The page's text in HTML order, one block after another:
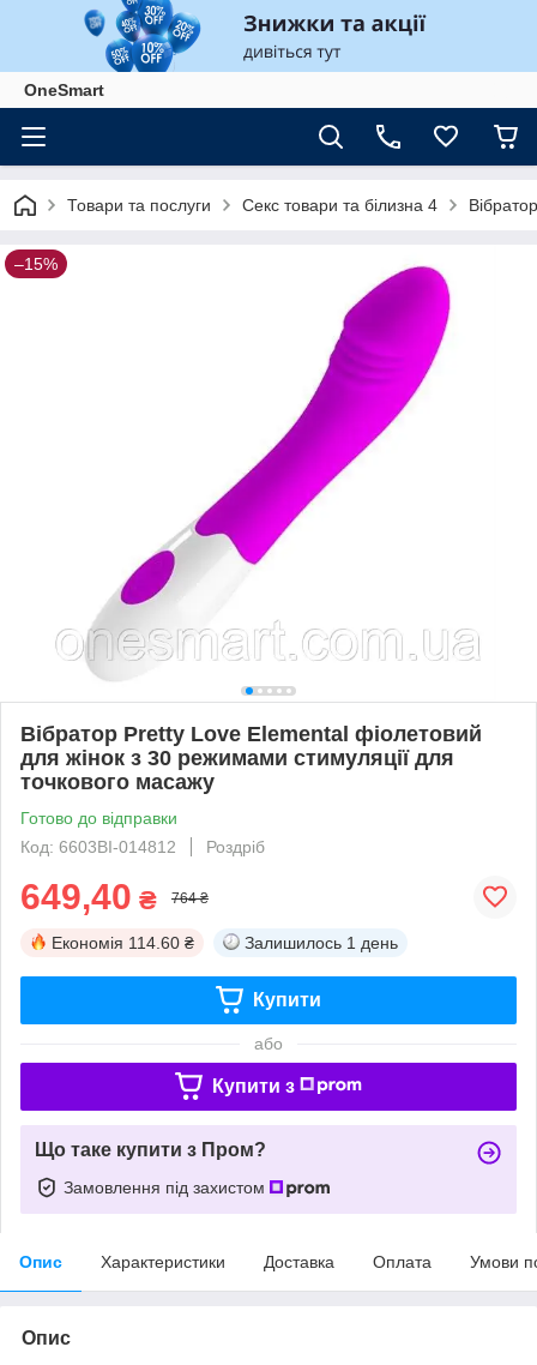
OneSmart
Товари та послуги Секс товари та білизна 4
–15%
Вібратор Pretty Love Elemental фіолетовий
для жінок з 30 режимами стимуляції для
точкового масажу
Готово до відправки
Код: 6603BI-014812
Роздріб
649,40 ₴ 764 ₴
Економія 114.60 ₴ Залишилось 1 день
Купити
або
Купити з
Що таке купити з Пром?
Замовлення під захистом
Опис Характеристики Доставка Оплата Умови
Опис